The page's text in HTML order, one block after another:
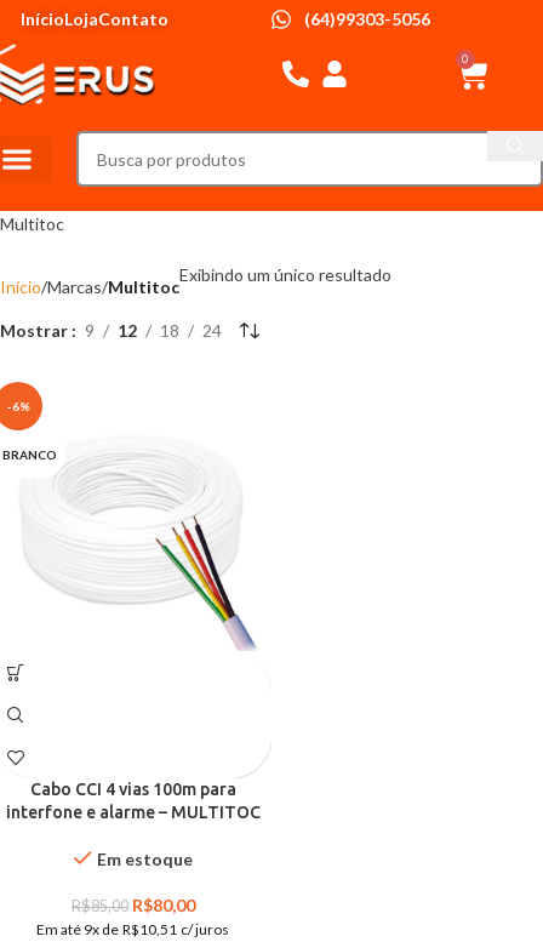
InícioLojaContato (64)99303-5056
0
Multitoc
Início Marcas Multitoc
Exibindo um único resultado
Mostrar 9 12 18 24
-6%
BRANCO
Cabo CCI 4 vias 100m para
interfone e alarme – MULTITOC
Em estoque
R$85,00 R$80,00
Em até 9x de R$10,51 c/ juros